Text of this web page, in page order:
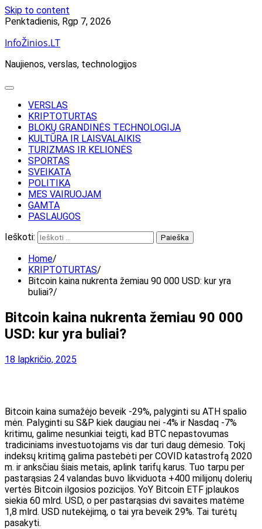
Skip to content
Penktadienis, Rgp 7, 2026
InfoŽinios.LT
Naujienos, verslas, technologijos
VERSLAS
KRIPTOTURTAS
BLOKŲ GRANDINĖS TECHNOLOGIJA
KULTŪRA IR LAISVALAIKIS
TURIZMAS IR KELIONĖS
SPORTAS
SVEIKATA
POLITIKA
MES VAIRUOJAM
GAMTA
PASLAUGOS
Ieškoti:
Home
KRIPTOTURTAS
Bitcoin kaina nukrenta žemiau 90 000 USD: kur yra
buliai?
Bitcoin kaina nukrenta žemiau 90 000
USD: kur yra buliai?
18 lapkričio, 2025
Bitcoin kaina sumažėjo beveik -29%, palyginti su ATH spalio
mėn. Palyginti su S&P kiek daugiau nei -4% ir Nasdaq -7%
kritimu, galime nesunkiai teigti, kad BTC nepastovumas
tradiciniams investuotojams vis dar turi daug dėmesio. Tokį
indeksų kritimą galima pastebėti per COVID katastrofą 2020
m. ir anksčiau šiais metais, aplink tarifų karus. Tuo tarpu per
pastarąsias 24 valandas buvo likviduota +400 milijonų dolerių
vertės Bitcoin ilgosios pozicijos. YoY Bitcoin ETF įplaukos
siekia 60 mlrd. USD, o per pastarąsias dvi savaites matėme
1,8 mlrd. USD nutekėjimą, o tai yra beveik 29%. Tai turėtų
pasakyti.